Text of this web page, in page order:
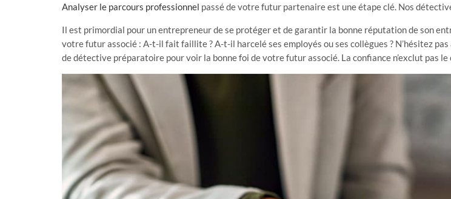
Analyser le parcours professionnel passé de votre futur partenaire est une étape clé. Nos
Il est primordial pour un entrepreneur de se protéger et de garantir la bonne réputation de son
votre futur associé : A-t-il fait faillite ? A-t-il harcelé ses employés ou ses collègues ? N’hésitez
de détective préparatoire pour voir la bonne foi de votre futur associé. La confiance n’exclut pas